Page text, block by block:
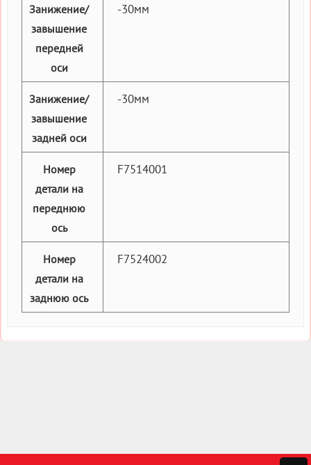
Занижение/
завышение
передней
оси
-30мм
Занижение/
завышение
задней оси
-30мм
Номер
детали на
переднюю
ось
F7514001
Номер
детали на
заднюю ось
F7524002